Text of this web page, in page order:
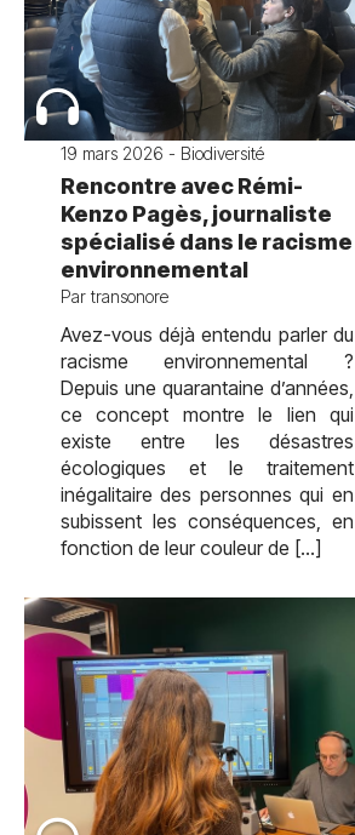
19 mars 2026 - Biodiversité
Rencontre avec Rémi-
Kenzo Pagès, journaliste
spécialisé dans le racisme
environnemental
Par transonore
Avez-vous déjà entendu parler du
racisme environnemental ?
Depuis une quarantaine d’années,
ce concept montre le lien qui
existe entre les désastres
écologiques et le traitement
inégalitaire des personnes qui en
subissent les conséquences, en
fonction de leur couleur de […]